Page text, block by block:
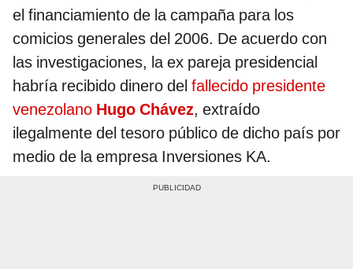
el financiamiento de la campaña para los
comicios generales del 2006. De acuerdo con
las investigaciones, la ex pareja presidencial
habría recibido dinero del fallecido presidente
venezolano Hugo Chávez, extraído
ilegalmente del tesoro público de dicho país por
medio de la empresa Inversiones KA.